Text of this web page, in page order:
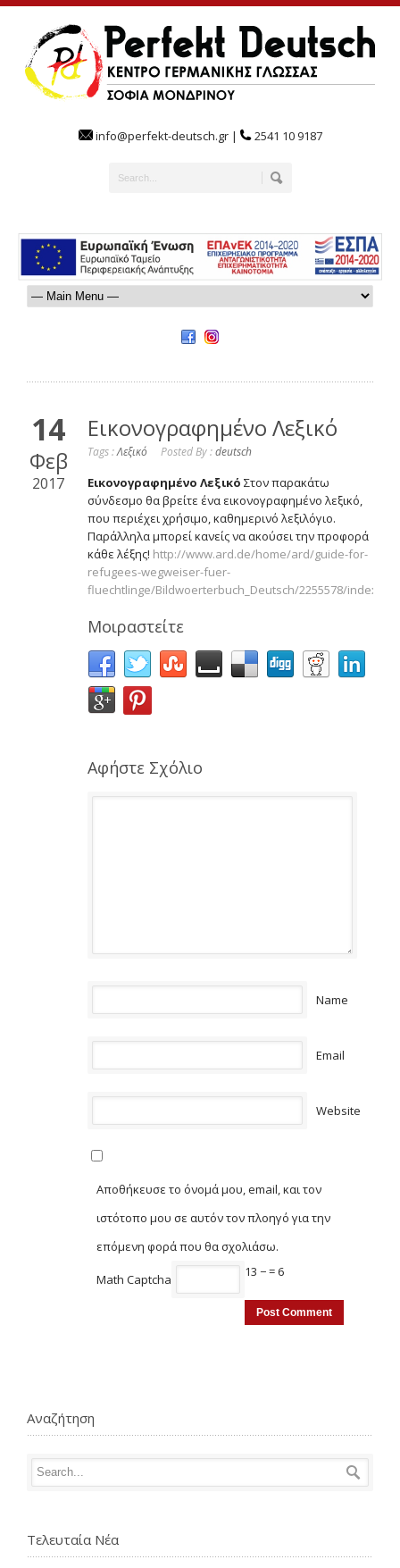
info@perfekt-deutsch.gr | 2541 10 9187
14
Φεβ
2017
Εικονογραφημένο Λεξικό
Tags :Λεξικό Posted By :deutsch
Εικονογραφημένο Λεξικό Στον παρακάτω
σύνδεσμο θα βρείτε ένα εικονογραφημένο λεξικό,
που περιέχει χρήσιμο, καθημερινό λεξιλόγιο.
Παράλληλα μπορεί κανείς να ακούσει την προφορά
κάθε λέξης! http://www.ard.de/home/ard/guide-for-
refugees-wegweiser-fuer-
fluechtlinge/Bildwoerterbuch_Deutsch/2255578/
Μοιραστείτε
Αφήστε Σχόλιο
Name
Email
Website
Αποθήκευσε το όνομά μου, email, και τον
ιστότοπο μου σε αυτόν τον πλοηγό για την
επόμενη φορά που θα σχολιάσω.
Math Captcha 13 −= 6
Αναζήτηση
Τελευταία Νέα